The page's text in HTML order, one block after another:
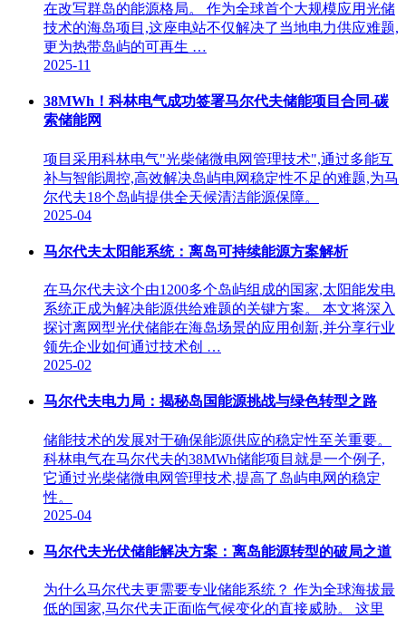
在改写群岛的能源格局。 作为全球首个大规模应用光储
技术的海岛项目,这座电站不仅解决了当地电力供应难题,
更为热带岛屿的可再生 …
2025-11
38MWh！科林电气成功签署马尔代夫储能项目合同-碳
索储能网
项目采用科林电气"光柴储微电网管理技术",通过多能互
补与智能调控,高效解决岛屿电网稳定性不足的难题,为马
尔代夫18个岛屿提供全天候清洁能源保障。
2025-04
马尔代夫太阳能系统：离岛可持续能源方案解析
在马尔代夫这个由1200多个岛屿组成的国家,太阳能发电
系统正成为解决能源供给难题的关键方案。 本文将深入
探讨离网型光伏储能在海岛场景的应用创新,并分享行业
领先企业如何通过技术创 …
2025-02
马尔代夫电力局：揭秘岛国能源挑战与绿色转型之路
储能技术的发展对于确保能源供应的稳定性至关重要。
科林电气在马尔代夫的38MWh储能项目就是一个例子,
它通过光柴储微电网管理技术,提高了岛屿电网的稳定
性。
2025-04
马尔代夫光伏储能解决方案：离岛能源转型的破局之道
为什么马尔代夫更需要专业储能系统？ 作为全球海拔最
低的国家,马尔代夫正面临气候变化的直接威胁。 这里